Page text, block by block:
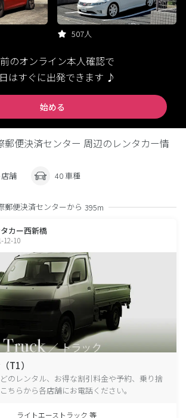
507人
のオンライン本人確認で
はすぐに出発できます ♪
始める
郵便決済センター 周辺のレンタカー情
舗 40 車種
郵便決済センターから 395m
カー西新橋
12-10
T1）
のレンタル、お得な割引料金や予約、乗り捨
ちらから各店舗にお電話ください。
ライトエーストラック 等